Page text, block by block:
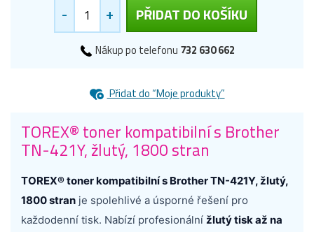
- + PŘIDAT DO KOŠÍKU
Nákup po telefonu 732 630 662
Přidat do “Moje produkty”
TOREX® toner kompatibilní s Brother
TN-421Y, žlutý, 1800 stran
TOREX® toner kompatibilní s Brother TN-421Y, žlutý,
1800 stran je spolehlivé a úsporné řešení pro
každodenní tisk. Nabízí profesionální žlutý tisk až na